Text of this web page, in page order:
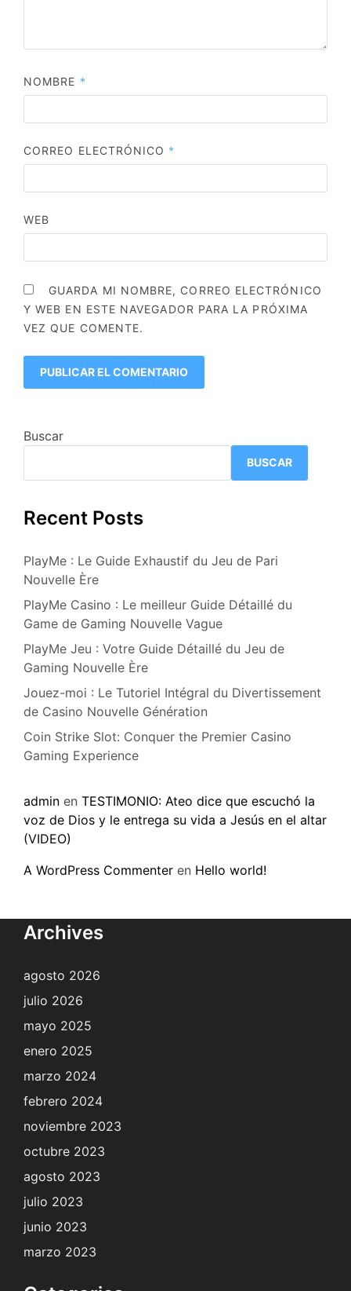
NOMBRE *
CORREO ELECTRÓNICO *
WEB
GUARDA MI NOMBRE, CORREO ELECTRÓNICO
Y WEB EN ESTE NAVEGADOR PARA LA PRÓXIMA
VEZ QUE COMENTE.
Buscar
BUSCAR
Recent Posts
PlayMe : Le Guide Exhaustif du Jeu de Pari
Nouvelle Ère
PlayMe Casino : Le meilleur Guide Détaillé du
Game de Gaming Nouvelle Vague
PlayMe Jeu : Votre Guide Détaillé du Jeu de
Gaming Nouvelle Ère
Jouez-moi : Le Tutoriel Intégral du Divertissement
de Casino Nouvelle Génération
Coin Strike Slot: Conquer the Premier Casino
Gaming Experience
admin en TESTIMONIO: Ateo dice que escuchó la
voz de Dios y le entrega su vida a Jesús en el altar
(VIDEO)
A WordPress Commenter en Hello world!
Archives
agosto 2026
julio 2026
mayo 2025
enero 2025
marzo 2024
febrero 2024
noviembre 2023
octubre 2023
agosto 2023
julio 2023
junio 2023
marzo 2023